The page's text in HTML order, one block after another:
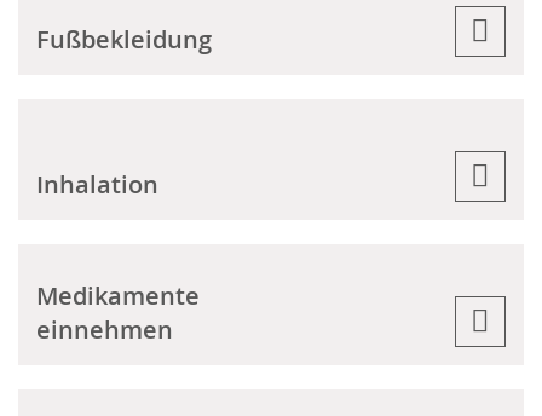
Fußbekleidung
Inhalation
Medikamente
einnehmen